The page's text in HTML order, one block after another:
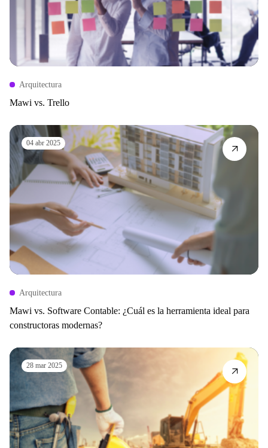
Arquitectura
Mawi vs. Trello
04 abr 2025
Arquitectura
Mawi vs. Software Contable: ¿Cuál es la herramienta ideal para
constructoras modernas?
28 mar 2025